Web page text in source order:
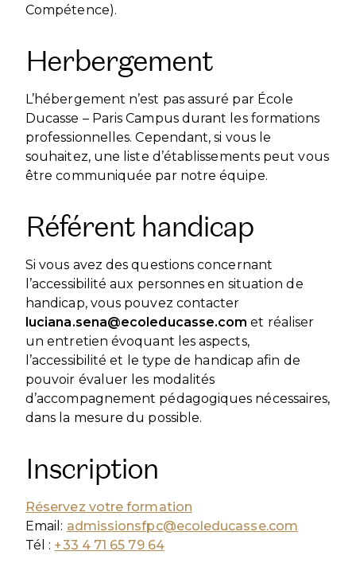
Compétence).
Herbergement
L’hébergement n’est pas assuré par École
Ducasse – Paris Campus durant les formations
professionnelles. Cependant, si vous le
souhaitez, une liste d’établissements peut vous
être communiquée par notre équipe.
Référent handicap
Si vous avez des questions concernant
l’accessibilité aux personnes en situation de
handicap, vous pouvez contacter
luciana.sena@ecoleducasse.com et réaliser
un entretien évoquant les aspects,
l’accessibilité et le type de handicap afin de
pouvoir évaluer les modalités
d’accompagnement pédagogiques nécessaires,
dans la mesure du possible.
Inscription
Réservez votre formation
Email: admissionsfpc@ecoleducasse.com
Tél : +33 4 71 65 79 64